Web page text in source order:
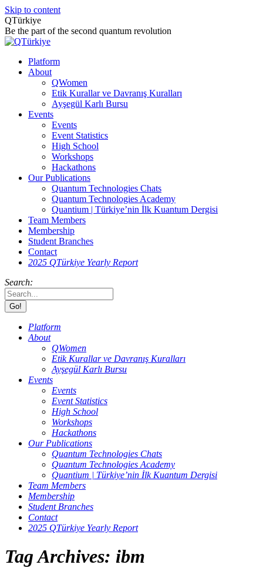
Skip to content
QTürkiye
Be the part of the second quantum revolution
Platform
About
QWomen
Etik Kurallar ve Davranış Kuralları
Ayşegül Karlı Bursu
Events
Events
Event Statistics
High School
Workshops
Hackathons
Our Publications
Quantum Technologies Chats
Quantum Technologies Academy
Quantium | Türkiye’nin İlk Kuantum Dergisi
Team Members
Membership
Student Branches
Contact
2025 QTürkiye Yearly Report
Search:
Platform
About
QWomen
Etik Kurallar ve Davranış Kuralları
Ayşegül Karlı Bursu
Events
Events
Event Statistics
High School
Workshops
Hackathons
Our Publications
Quantum Technologies Chats
Quantum Technologies Academy
Quantium | Türkiye’nin İlk Kuantum Dergisi
Team Members
Membership
Student Branches
Contact
2025 QTürkiye Yearly Report
Tag Archives: ibm